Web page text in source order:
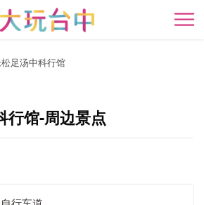
开
足汤中科行馆
行馆-周边景点